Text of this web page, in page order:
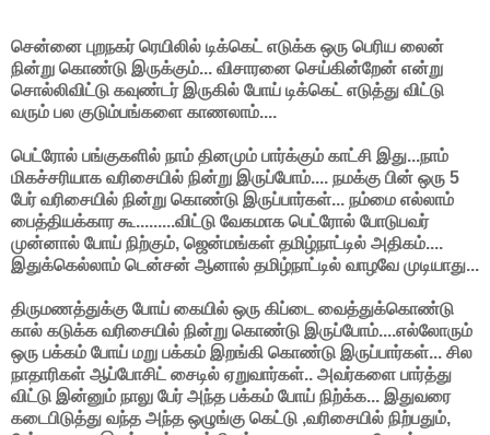
சென்னை புறநகர் ரெயிலில் டிக்கெட் எடுக்க ஒரு பெரிய லைன்
நின்று கொண்டு இருக்கும்... விசாரனை செய்கின்றேன் என்று
சொல்லிவிட்டு கவுண்டர் இருகில் போய் டிக்கெட் எடுத்து விட்டு
வரும் பல குடும்பங்களை காணலாம்....
பெட்ரோல் பங்குகளில் நாம் தினமும் பார்க்கும் காட்சி இது...நாம்
மிகச்சரியாக வரிசையில் நின்று இருப்போம்.... நமக்கு பின் ஒரு 5
பேர் வரிசையில் நின்று கொண்டு இருப்பார்கள்... நம்மை எல்லாம்
பைத்தியக்கார கூ.........விட்டு வேகமாக பெட்ரோல் போடுபவர்
முன்னால் போய் நிற்கும், ஜென்மங்கள் தமிழ்நாட்டில் அதிகம்....
இதுக்கெல்லாம் டென்சன் ஆனால் தமிழ்நாட்டில் வாழவே முடியாது...
திருமணத்துக்கு போய் கையில் ஒரு கிப்டை வைத்துக்கொண்டு
கால் கடுக்க வரிசையில் நின்று கொண்டு இருப்போம்....எல்லோரும்
ஒரு பக்கம் போய் மறு பக்கம் இறங்கி கொண்டு இருப்பார்கள்... சில
நாதாரிகள் ஆப்போசிட் சைடில் ஏறுவார்கள்.. அவர்களை பார்த்து
விட்டு இன்னும் நாலு பேர் அந்த பக்கம் போய் நிற்க்க... இதுவரை
கடைபிடுத்து வந்த அந்த ஒழுங்கு கெட்டு ,வரிசையில் நிற்பதும்,